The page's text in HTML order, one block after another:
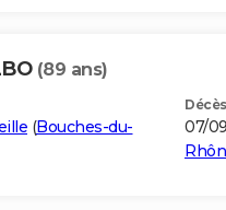
(89 ans)
(Bouches-du-
Décès
07/